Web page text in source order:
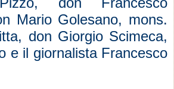
Mario Golesano, mons.
don Giorgio Scimeca,
e il giornalista Francesco